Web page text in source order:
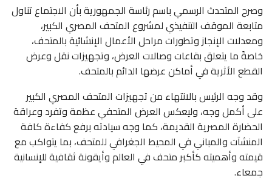
وصرح المتحدث الرسمي باسم رئاسة الجمهورية بأن الاجتماع تناول
متابعة الموقف التنفيذي لمشروع المتحف المصري الكبير،
ومعدلات الإنجاز وتطورات مراحل الأعمال الإنشائية بالمتحف،
خاصةً ما يتعلق بقاعات وصالات العرض، وتجهيزات نقل وعرض
القطع الأثرية في أماكن عرضها الدائم بالمتحف.
وقد وجه الرئيس بالانتهاء من تجهيزات المتحف المصري الكبير
على أكمل وجه، وليعكس العرض المتحفي عظمة وتفرد وعراقة
الحضارة المصرية القديمة، كما وجه سيادته برفع كفاءة كافة
المنشآت والمباني في المحيط الجغرافي للمتحف، بما يتواكب مع
قيمته وأهميته كأكبر متحف في العالم وأيقونة ثقافية للإنسانية
جمعاء.